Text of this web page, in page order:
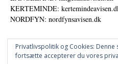
KERTEMINDE:
NORDFYN: nordfynsavisen.dk
Privatlivspolitik og Cookies:
fortsætte accepterer du vores